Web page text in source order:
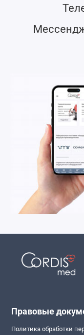
Правовые
Политика обработки